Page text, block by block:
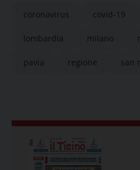
coronavirus covid-19
lombardia milano
pavia regione san